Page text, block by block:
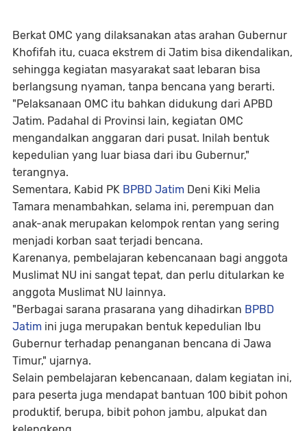
Berkat OMC yang dilaksanakan atas arahan Gubernur
Khofifah itu, cuaca ekstrem di Jatim bisa dikendalikan,
sehingga kegiatan masyarakat saat lebaran bisa
berlangsung nyaman, tanpa bencana yang berarti.
"Pelaksanaan OMC itu bahkan didukung dari APBD
Jatim. Padahal di Provinsi lain, kegiatan OMC
mengandalkan anggaran dari pusat. Inilah bentuk
kepedulian yang luar biasa dari ibu Gubernur,"
terangnya.
Sementara, Kabid PK BPBD Jatim Deni Kiki Melia
Tamara menambahkan, selama ini, perempuan dan
anak-anak merupakan kelompok rentan yang sering
menjadi korban saat terjadi bencana.
Karenanya, pembelajaran kebencanaan bagi anggota
Muslimat NU ini sangat tepat, dan perlu ditularkan ke
anggota Muslimat NU lainnya.
"Berbagai sarana prasarana yang dihadirkan BPBD
Jatim ini juga merupakan bentuk kepedulian Ibu
Gubernur terhadap penanganan bencana di Jawa
Timur," ujarnya.
Selain pembelajaran kebencanaan, dalam kegiatan ini,
para peserta juga mendapat bantuan 100 bibit pohon
produktif, berupa, bibit pohon jambu, alpukat dan